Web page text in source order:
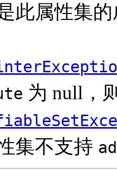
此属性集
为 null，
集不支持